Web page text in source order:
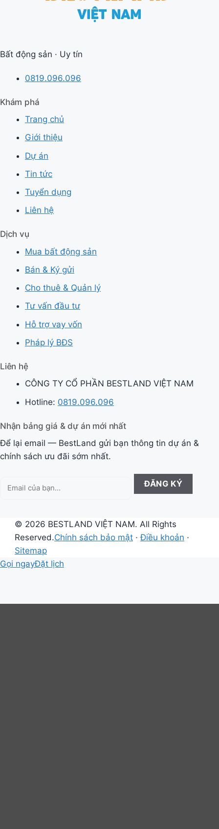
Bất động sản · Uy tín
0819.096.096
Khám phá
Trang chủ
Giới thiệu
Dự án
Tin tức
Tuyển dụng
Liên hệ
Dịch vụ
Mua bất động sản
Bán & Ký gửi
Cho thuê & Quản lý
Tư vấn đầu tư
Hỗ trợ vay vốn
Pháp lý BĐS
Liên hệ
CÔNG TY CỔ PHẦN BESTLAND VIỆT NAM
Hotline: 0819.096.096
Nhận bảng giá & dự án mới nhất
Để lại email — BestLand gửi bạn thông tin dự án &
chính sách ưu đãi sớm nhất.
của
ĐĂNG KÝ
© 2026 BESTLAND VIỆT NAM. All Rights
Reserved.Chính sách bảo mật · Điều khoản ·
Sitemap
Gọi ngayĐặt lịch